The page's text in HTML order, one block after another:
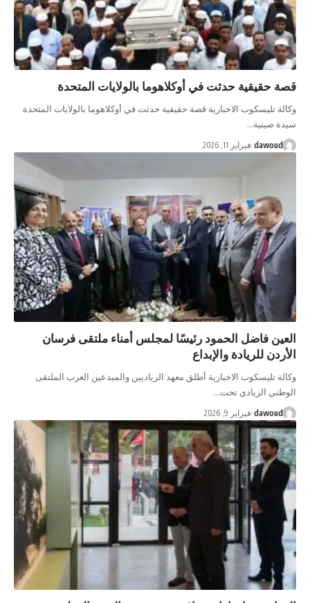
قصة حقيقية حدثت في أوكلاهوما بالولايات المتحدة
وكالة تليسكوب الاخبارية قصة حقيقية حدثت في أوكلاهوما بالولايات المتحدة
سيدة صينية…
dawoud فبراير 11, 2026
العين فاضل الحمود رئيسًا لمجلس أمناء ملتقى فرسان
الأردن للريادة والإبداع
وكالة تليسكوب الاخبارية أطلق معهد الرياديين والمبدعين العرب الملتقى
الوطني الريادي تحت…
dawoud فبراير 9, 2026